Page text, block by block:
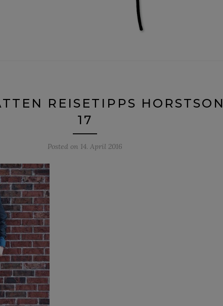
REISETIPPS HORSTSON
17
Posted on 14. April 2016